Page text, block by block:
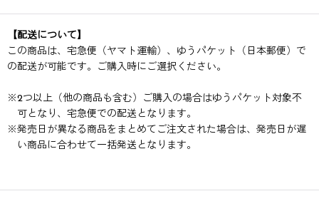
【配送について】
この商品は、宅急便（ヤマト運輸）、ゆうパケット（日本郵便）で
の配送が可能です。ご購入時にご選択ください。
※2つ以上（他の商品も含む）ご購入の場合はゆうパケット対象不
可となり、宅急便での配送となります。
※発売日が異なる商品をまとめてご注文された場合は、発売日が遅
い商品に合わせて一括発送となります。